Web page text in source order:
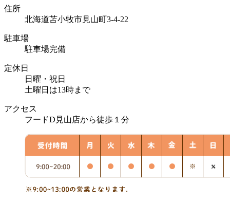
住所
北海道苫小牧市見山町3-4-22
駐車場
駐車場完備
定休日
日曜・祝日
土曜日は13時まで
アクセス
フードD見山店から徒歩１分